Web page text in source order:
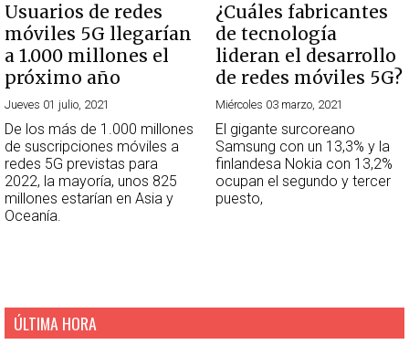
Usuarios de redes
móviles 5G llegarían
a 1.000 millones el
próximo año
Jueves 01 julio, 2021
De los más de 1.000 millones
de suscripciones móviles a
redes 5G previstas para
2022, la mayoría, unos 825
millones estarían en Asia y
Oceanía.
¿Cuáles fabricantes
de tecnología
lideran el desarrollo
de redes móviles 5G?
Miércoles 03 marzo, 2021
El gigante surcoreano
Samsung con un 13,3% y la
finlandesa Nokia con 13,2%
ocupan el segundo y tercer
puesto,
ÚLTIMA HORA